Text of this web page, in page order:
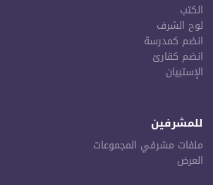
الكتب
لوح الشرف
انضم كمدرسة
انضم كقارئ
الإستبيان
للمشرفين
ملفات مشرفي المجموعات
العرض